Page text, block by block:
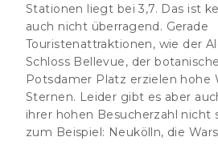
Stationen liegt bei 3,7. Das ist
auch nicht überragend. Gerade
Touristenattraktionen, wie der
Schloss Bellevue, der
Potsdamer Platz erzielen hohe
Sternen. Leider gibt es aber
ihrer hohen Besucherzahl nicht
zum Beispiel: Neukölln, die